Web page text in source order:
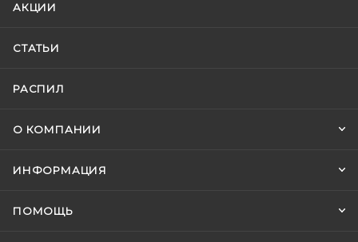
АКЦИИ
СТАТЬИ
РАСПИЛ
О КОМПАНИИ
ИНФОРМАЦИЯ
ПОМОЩЬ